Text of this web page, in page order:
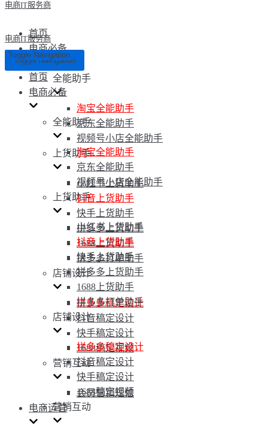
电商IT服务商
首页
电商必备
全能助手
淘宝全能助手
京东全能助手
视频号小店全能助手
上货助手
小红书上货助手
抖音上货助手
快手上货助手
拼多多上货助手
1688上货助手
拼多多打单助手
店铺设计
拼多多稿定设计
抖音稿定设计
快手稿定设计
1688稿定视频
营销互动
会员营销短信
电商运营
电商IT服务商
Toggle Navigation
Toggle Navigation
首页
电商必备
全能助手
淘宝全能助手
京东全能助手
视频号小店全能助手
上货助手
小红书上货助手
抖音上货助手
快手上货助手
拼多多上货助手
1688上货助手
拼多多打单助手
店铺设计
拼多多稿定设计
抖音稿定设计
快手稿定设计
1688稿定视频
营销互动